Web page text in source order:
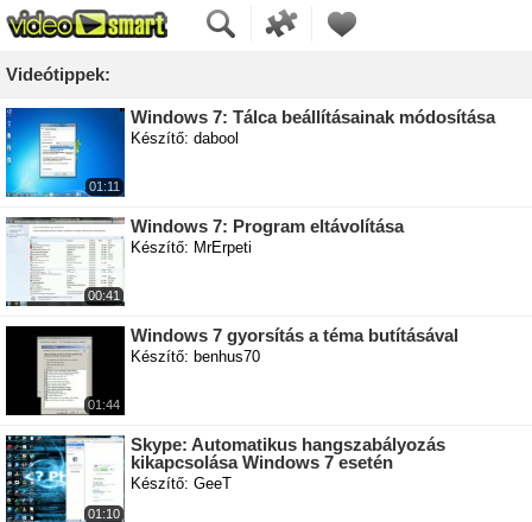
Videótippek:
01:11
Windows 7: Tálca beállításainak módosítása
Készítő: dabool
00:41
Windows 7: Program eltávolítása
Készítő: MrErpeti
01:44
Windows 7 gyorsítás a téma butításával
Készítő: benhus70
01:10
Skype: Automatikus hangszabályozás
kikapcsolása Windows 7 esetén
Készítő: GeeT